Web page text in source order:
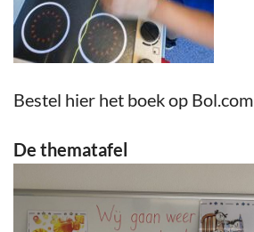
Bestel hier het boek op Bol.com
De thematafel